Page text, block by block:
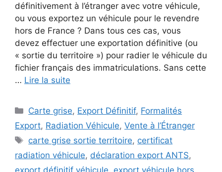
définitivement à l’étranger avec votre véhicule,
ou vous exportez un véhicule pour le revendre
hors de France ? Dans tous ces cas, vous
devez effectuer une exportation définitive (ou
« sortie du territoire ») pour radier le véhicule du
fichier français des immatriculations. Sans cette
… Lire la suite
Catégories
Carte grise, Export Définitif, Formalités
Export, Radiation Véhicule, Vente à l’Étranger
Étiquettes
carte grise sortie territoire, certificat
radiation véhicule, déclaration export ANTS,
export définitif véhicule, export véhicule hors